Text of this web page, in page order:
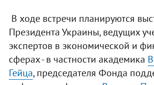
В ходе встречи планируются
Президента Украины, ведущих
экспертов в экономической и
сферах - в частности академика
Гейца, председателя Фонда